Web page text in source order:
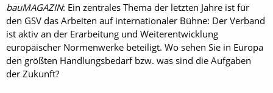
bauMAGAZIN: Ein zentrales Thema der letzten Jahre ist für
den GSV das Arbeiten auf internationaler Bühne: Der Verband
ist aktiv an der Erarbeitung und Weiterentwicklung
europäischer Normenwerke beteiligt. Wo sehen Sie in Europa
den größten Handlungsbedarf bzw. was sind die Aufgaben
der Zukunft?